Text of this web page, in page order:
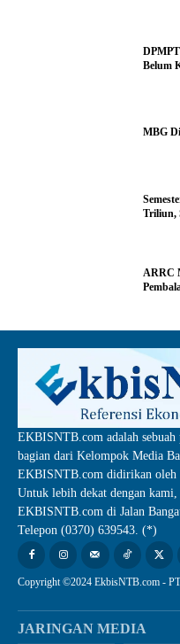
Belum
MBG
Triliun,
ARRC
EKBISNTB.com adalah
bagian dari Kelompok Media
EKBISNTB.com didirikan oleh
Untuk lebih dekat dengan
EKBISNTB.com di Jalan
Telepon (0370) 639543. (*)
Copyright ©2024 EkbisNTB.com -
JARINGAN MEDIA